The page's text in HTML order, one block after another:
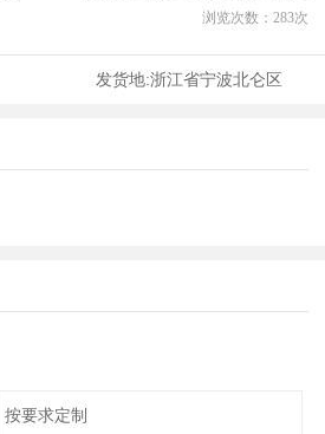
浏览次数： 283次
发货地:浙江省宁波北仑区
按要求定制